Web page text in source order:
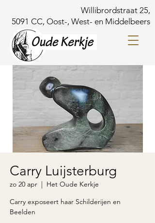
Willibrordstraat 25,
5091 CC, Oost-, West- en Middelbeers
Carry Luijsterburg
zo 20 apr
  |
Het Oude Kerkje
Carry exposeert haar Schilderijen en
Beelden